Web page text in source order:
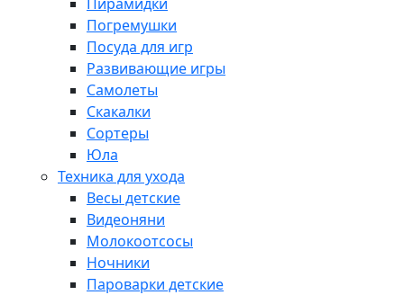
Погремушки
Посуда для игр
Развивающие игры
Самолеты
Скакалки
Сортеры
Юла
Техника для ухода
Весы детские
Видеоняни
Молокоотсосы
Ночники
Пароварки детские